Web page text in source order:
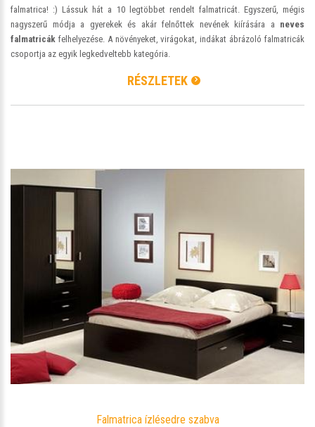
falmatrica! :) Lássuk hát a 10 legtöbbet rendelt falmatricát. Egyszerű, mégis
nagyszerű módja a gyerekek és akár felnőttek nevének kiírására a neves
falmatricák felhelyezése. A növényeket, virágokat, indákat ábrázoló falmatricák
csoportja az egyik legkedveltebb kategória.
RÉSZLETEK
Falmatrica ízlésedre szabva